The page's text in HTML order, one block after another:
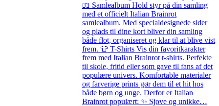
📖 Samlealbum Hold styr på din samling
med et officielt Italian Brainrot
samlealbum. Med specialdesignede sider
og plads til dine kort bliver din samling
både flot, organiseret og klar til at blive vist
frem. 👕 T-Shirts Vis din favoritkarakter
frem med Italian Brainrot t-shirts. Perfekte
til skole, fritid eller som gave til fans af det
populære univers. Komfortable materialer
og farverige prints gør dem til et hit hos
både børn og unge. Derfor er Italian
Brainrot populært: ✨ Sjove og unikke…